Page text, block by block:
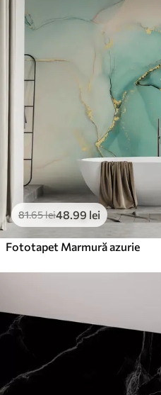
81.65lei48.99 lei
Fototapet Marmură azurie